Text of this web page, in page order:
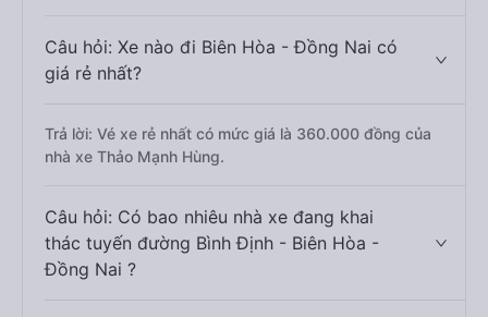
Câu hỏi: Xe nào đi Biên Hòa - Đồng Nai có
giá rẻ nhất?
Trả lời: Vé xe rẻ nhất có mức giá là 360.000 đồng của
nhà xe Thảo Mạnh Hùng.
Câu hỏi: Có bao nhiêu nhà xe đang khai
thác tuyến đường Bình Định - Biên Hòa -
Đồng Nai ?